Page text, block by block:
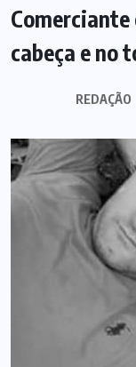
cabeça e no
REDAÇÃO